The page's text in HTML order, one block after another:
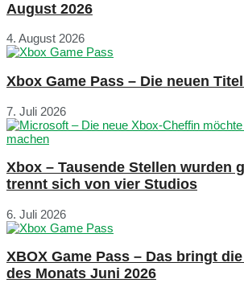
August 2026
4. August 2026
Xbox Game Pass – Die neuen
7. Juli 2026
Xbox – Tausende Stellen wurden
trennt sich von vier Studios
6. Juli 2026
XBOX Game Pass – Das bringt
des Monats Juni 2026